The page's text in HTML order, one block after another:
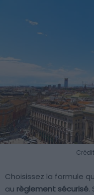
Choisissez la formule
au règlement sécurisé.